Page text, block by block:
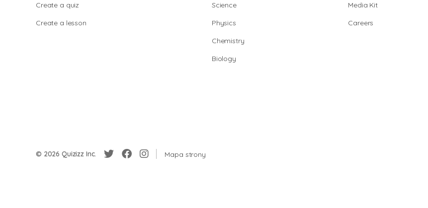
Create a quiz
Create a lesson
Science
Physics
Chemistry
Biology
Media Kit
Careers
© 2026 Quizizz Inc. Mapa strony